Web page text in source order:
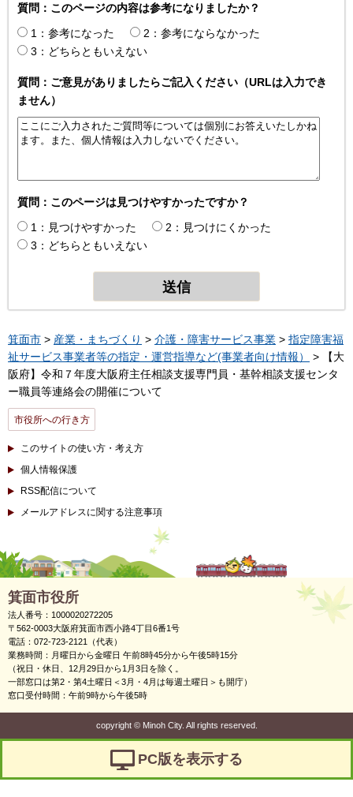
質問：このページの内容は参考になりましたか？
1：参考になった
2：参考にならなかった
3：どちらともいえない
質問：ご意見がありましたらご記入ください（URLは入力でき
ません）
質問：このページは見つけやすかったですか？
1：見つけやすかった
2：見つけにくかった
3：どちらともいえない
箕面市 > 産業・まちづくり > 介護・障害サービス事業 > 指定障害福
祉サービス事業者等の指定・運営指導など(事業者向け情報）
> 【大
阪府】令和７年度大阪府主任相談支援専門員・基幹相談支援センタ
ー職員等連絡会の開催について
市役所への行き方
このサイトの使い方・考え方
個人情報保護
RSS配信について
メールアドレスに関する注意事項
箕面市役所
法人番号：1000020272205
〒562-0003大阪府箕面市西小路4丁目6番1号
電話：072-723-2121（代表）
業務時間：月曜日から金曜日 午前8時45分から午後5時15分
（祝日・休日、12月29日から1月3日を除く。
一部窓口は第2・第4土曜日＜3月・4月は毎週土曜日＞も開庁）
窓口受付時間：午前9時から午後5時
copyright ©Minoh City. All rights reserved.
PC版を表示する